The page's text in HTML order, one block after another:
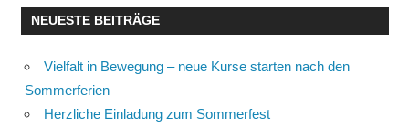
NEUESTE BEITRÄGE
Vielfalt in Bewegung – neue Kurse starten nach den
Sommerferien
Herzliche Einladung zum Sommerfest